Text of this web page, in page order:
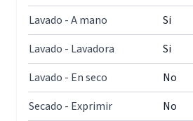
Lavado - A mano
Si
Lavado - Lavadora
Si
Lavado - En seco
No
Secado - Exprimir
No